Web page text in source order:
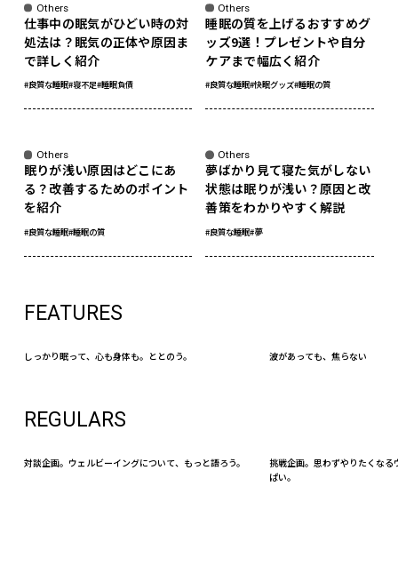
Others
仕事中の眠気がひどい時の対
処法は？眠気の正体や原因ま
で詳しく紹介
#良質な睡眠#寝不足#睡眠負債
Others
睡眠の質を上げるおすすめグ
ッズ9選！プレゼントや自分
ケアまで幅広く紹介
#良質な睡眠#快眠グッズ#睡眠の質
Others
眠りが浅い原因はどこにあ
る？改善するためのポイント
を紹介
#良質な睡眠#睡眠の質
Others
夢ばかり見て寝た気がしない
状態は眠りが浅い？原因と改
善策をわかりやすく解説
#良質な睡眠#夢
FEATURES
しっかり眠って、心も身体も。ととのう。 波があっても、焦らない
REGULARS
対談企画。ウェルビーイングについて、もっと語ろう。
挑戦企画。思わずやりたくなる
ぱい。